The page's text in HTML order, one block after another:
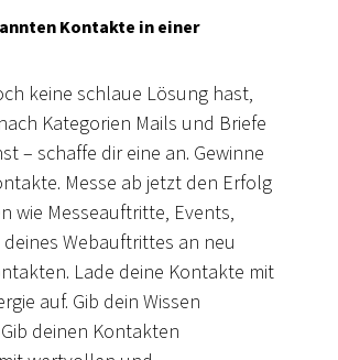
Kontakte in einer
keine schlaue Lösung hast,
Kategorien Mails und Briefe
– schaffe dir eine an. Gewinne
Messe ab jetzt den Erfolg
wie Messeauftritte, Events,
Webauftrittes an neu
Lade deine Kontakte mit
auf. Gib dein Wissen
deinen Kontakten